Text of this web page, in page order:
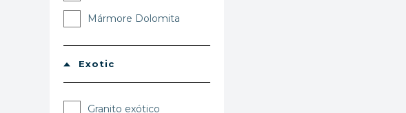
Mármore Dolomita
Exotic
Granito exótico